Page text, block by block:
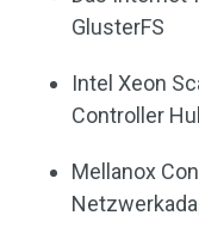
GlusterFS
Intel Xeon
Controller
Mellanox